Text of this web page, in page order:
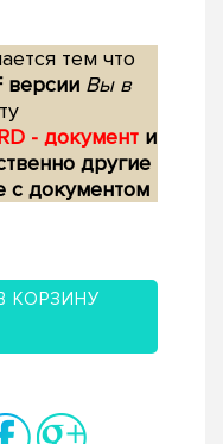
тем что
версии Вы в
- документ и
другие
с документом
КОРЗИНУ